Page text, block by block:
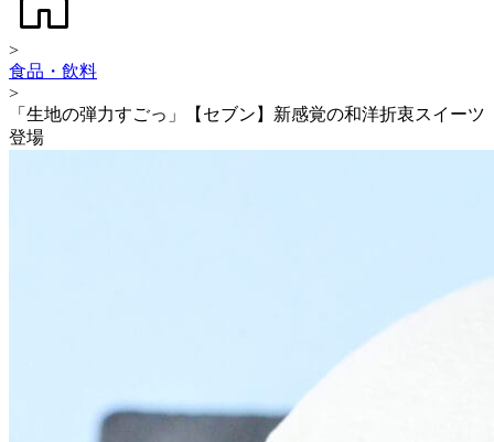
>
食品・飲料
>
「生地の弾力すごっ」【セブン】新感覚の和洋折衷スイーツ
登場